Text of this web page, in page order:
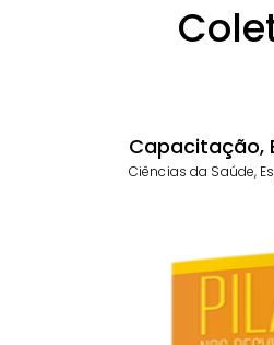
Capacitação,
Ciências da Saúde,